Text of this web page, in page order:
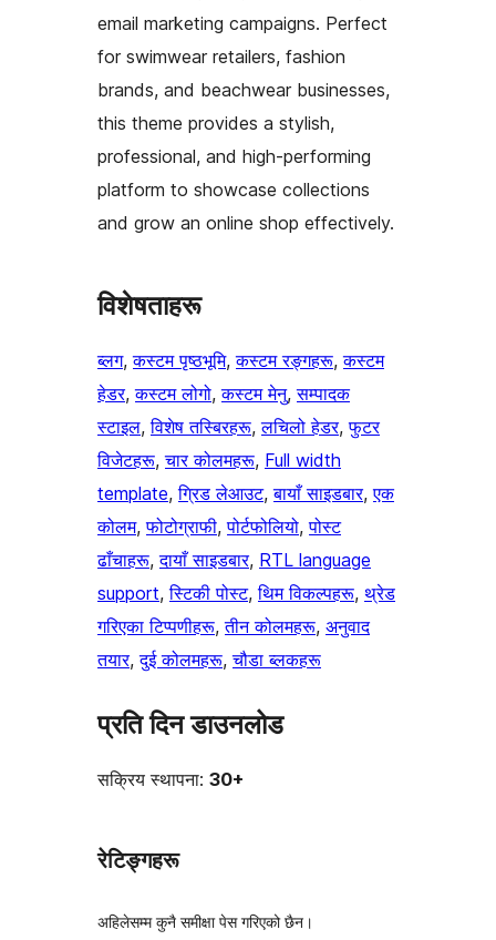
email marketing campaigns. Perfect
for swimwear retailers, fashion
brands, and beachwear businesses,
this theme provides a stylish,
professional, and high-performing
platform to showcase collections
and grow an online shop effectively.
विशेषताहरू
ब्लग, कस्टम पृष्ठभूमि, कस्टम रङ्गहरू, कस्टम
हेडर, कस्टम लोगो, कस्टम मेनु, सम्पादक
स्टाइल, विशेष तस्बिरहरू, लचिलो हेडर, फुटर
विजेटहरू, चार कोलमहरू, Full width
template, ग्रिड लेआउट, बायाँ साइडबार, एक
कोलम, फोटोग्राफी, पोर्टफोलियो, पोस्ट
ढाँचाहरू, दायाँ साइडबार, RTL language
support, स्टिकी पोस्ट, थिम विकल्पहरू, थ्रेड
गरिएका टिप्पणीहरू, तीन कोलमहरू, अनुवाद
तयार, दुई कोलमहरू, चौडा ब्लकहरू
प्रति दिन डाउनलोड
सक्रिय स्थापना: 30+
रेटिङ्गहरू
अहिलेसम्म कुनै समीक्षा पेस गरिएको छैन।